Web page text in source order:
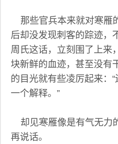
那些官兵本来就对寒雁
后却没发现刺客的踪迹，
周氏这话，立刻围了上来
块新鲜的血迹，甚至没有
的目光就有些凌厉起来：
一个解释。”
却见寒雁像是有气无力
再说话。